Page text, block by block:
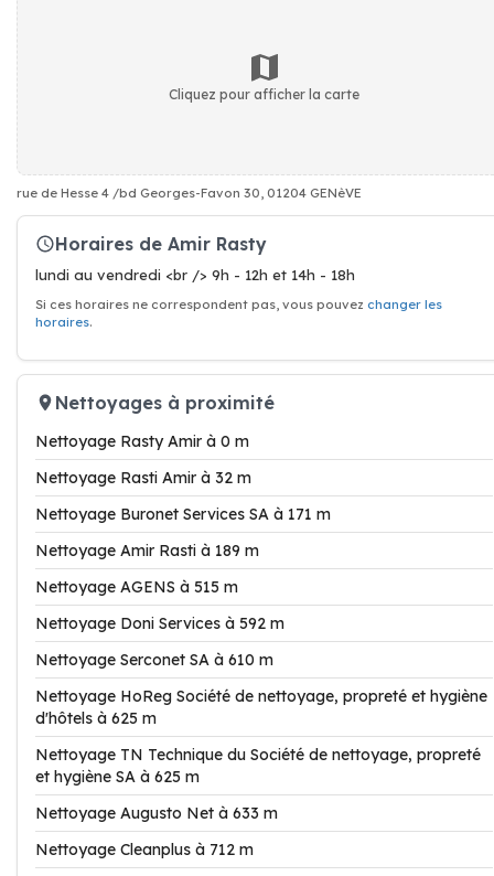
Cliquez pour afficher la carte
rue de Hesse 4 /bd Georges-Favon 30, 01204 GENèVE
Horaires de Amir Rasty
lundi au vendredi <br /> 9h - 12h et 14h - 18h
Si ces horaires ne correspondent pas, vous pouvez changer les
horaires.
Nettoyages à proximité
Nettoyage Rasty Amir à 0 m
Nettoyage Rasti Amir à 32 m
Nettoyage Buronet Services SA à 171 m
Nettoyage Amir Rasti à 189 m
Nettoyage AGENS à 515 m
Nettoyage Doni Services à 592 m
Nettoyage Serconet SA à 610 m
Nettoyage HoReg Société de nettoyage, propreté et hygiène
d'hôtels à 625 m
Nettoyage TN Technique du Société de nettoyage, propreté
et hygiène SA à 625 m
Nettoyage Augusto Net à 633 m
Nettoyage Cleanplus à 712 m